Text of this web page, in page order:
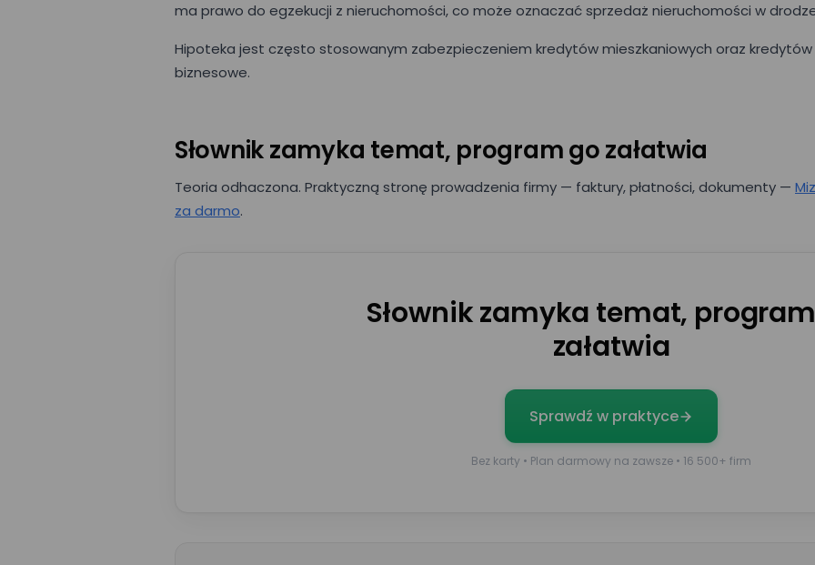
ma prawo do egzekucji z nieruchomości, co może oznaczać sprzedaż nieruchomości w
Hipoteka jest często stosowanym zabezpieczeniem kredytów mieszkaniowych oraz
biznesowe.
Słownik zamyka temat, program go załatwia
Teoria odhaczona. Praktyczną stronę prowadzenia firmy — faktury, płatności, dokumenty —
za darmo.
Słownik zamyka temat,
załatwia
Sprawdź w praktyce
Bez karty • Plan darmowy na zawsze • 16 500+ firm
Umów prezentację
Nazwisko*